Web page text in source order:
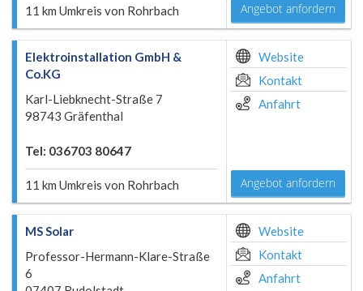
11 km Umkreis von Rohrbach Angebot anfordern
Elektroinstallation GmbH &
Co.KG
Karl-Liebknecht-Straße 7
98743 Gräfenthal
Tel: 036703 80647
11 km Umkreis von Rohrbach
Website
Kontakt
Anfahrt
Angebot anfordern
MS Solar
Professor-Hermann-Klare-Straße
6
Website
Kontakt
Anfahrt